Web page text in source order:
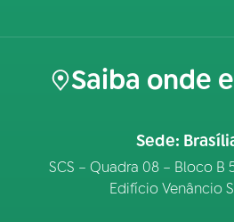
Saiba onde
Sede:
SCS – Quadra 08 – Bloco B
Edifício Venâncio